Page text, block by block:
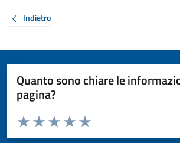
Indietro
Quanto sono chiare le
pagina?
Valuta da 1 a 5 stelle la pagina
Valuta 5 stelle su 5
Valuta 4 stelle su 5
Valuta 3 stelle su 5
Valuta 2 stelle su 5
Valuta 1 stelle su 5